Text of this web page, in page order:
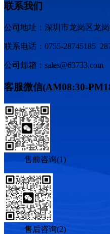
联系我们
公司地址：深圳市龙岗区龙
联系电话：0755-28745185
公司邮箱：sales@63733.com
客服微信(AM08:30-
售前咨询(1)
售后咨询(2)